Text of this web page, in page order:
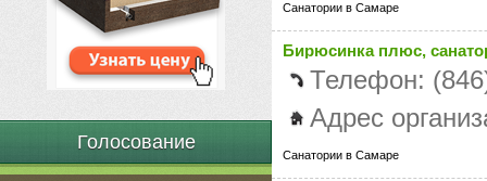
Голосование
Санатории в Самаре
Бирюсинка плюс,
Телефон:
Адрес
Санатории в Самаре